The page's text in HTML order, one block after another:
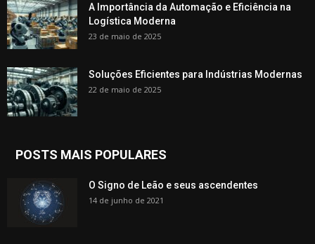
A Importância da Automação e Eficiência na
Logística Moderna
23 de maio de 2025
Soluções Eficientes para Indústrias Modernas
22 de maio de 2025
POSTS MAIS POPULARES
O Signo de Leão e seus ascendentes
14 de junho de 2021